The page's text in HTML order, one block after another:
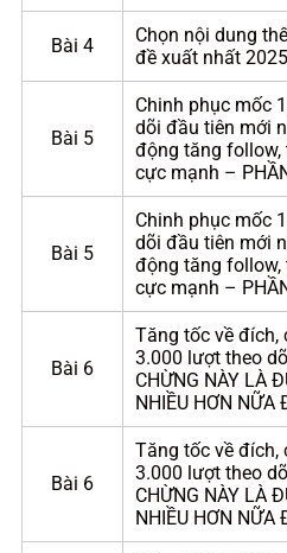
Bài 4
Chọn nội dung
đề xuất nhất
Bài 5
Chinh phục mốc
dõi đầu tiên mới
động tăng
cực mạnh –
Bài 5
Chinh phục mốc
dõi đầu tiên mới
động tăng
cực mạnh –
Bài 6
Tăng tốc về đích,
3.000 lượt theo
CHỪNG NÀY LÀ
NHIỀU HƠN NỮA
Bài 6
Tăng tốc về đích,
3.000 lượt theo
CHỪNG NÀY LÀ
NHIỀU HƠN NỮA